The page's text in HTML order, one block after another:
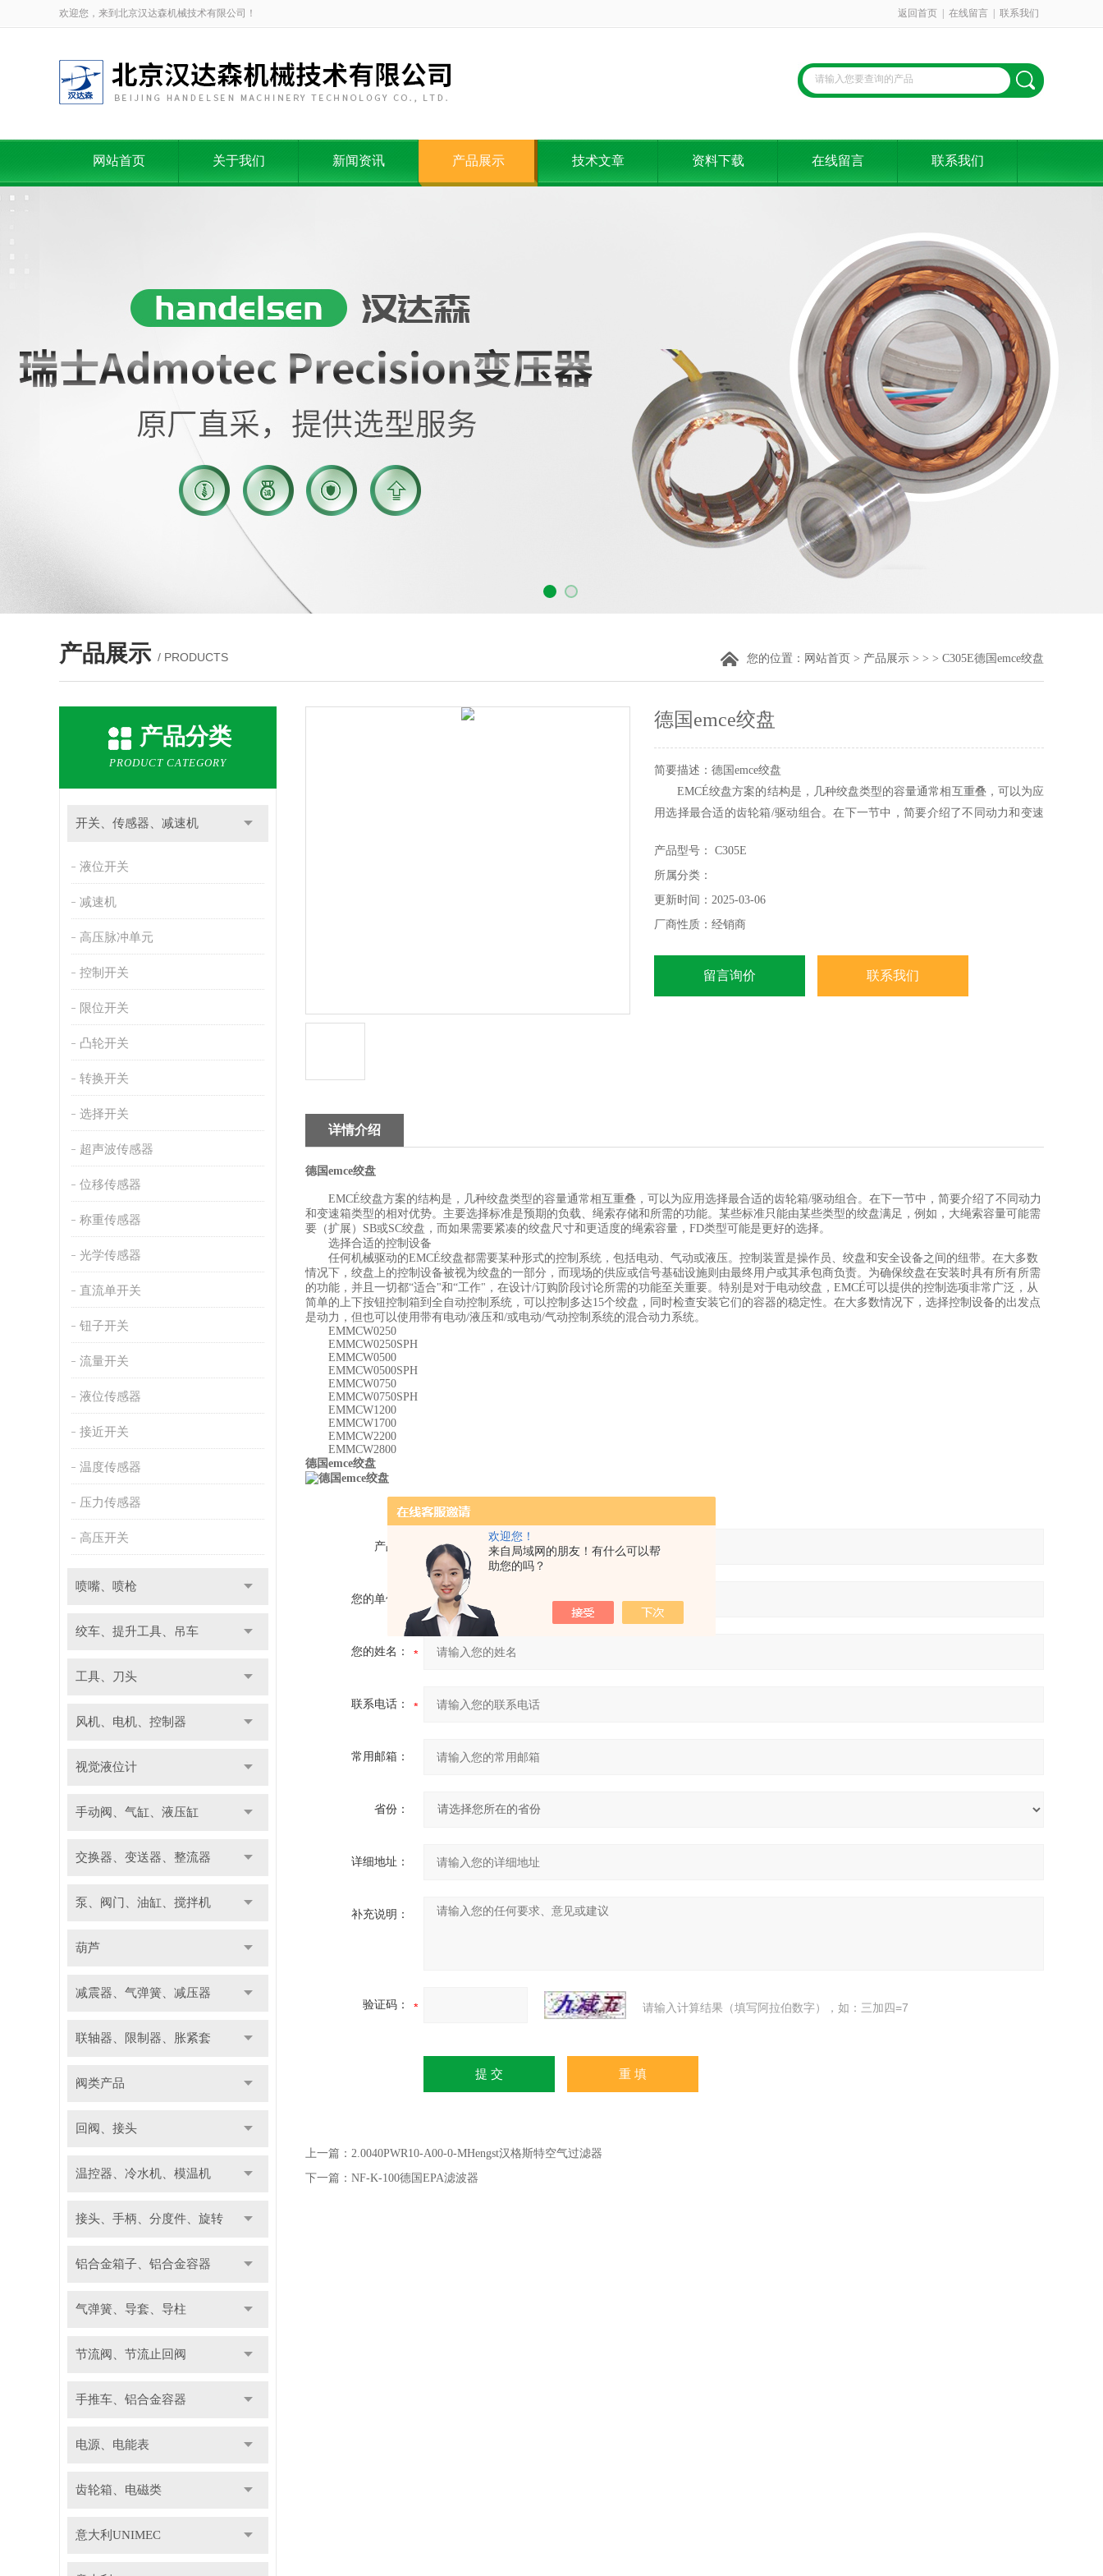
欢迎您！
来自局域网的朋友！有什么可以帮
助您的吗？
欢迎您，来到北京汉达森机械技术有限公司！ 返回首页 在线留言 联系我们
网站首页 关于我们 新闻资讯 产品展示 技术文章 资料下载 在线留言 联系我们
产品展示 / PRODUCTS 您的位置： 网站首页 > 产品展示 > > > C305E德国emce绞盘
产品分类
PRODUCT CATEGORY
开关、传感器、减速机
液位开关
减速机
高压脉冲单元
控制开关
限位开关
凸轮开关
转换开关
选择开关
超声波传感器
位移传感器
称重传感器
光学传感器
直流单开关
钮子开关
流量开关
液位传感器
接近开关
温度传感器
压力传感器
高压开关
喷嘴、喷枪
绞车、提升工具、吊车
工具、刀头
风机、电机、控制器
视觉液位计
手动阀、气缸、液压缸
交换器、变送器、整流器
泵、阀门、油缸、搅拌机
葫芦
减震器、气弹簧、减压器
联轴器、限制器、胀紧套
阀类产品
回阀、接头
温控器、冷水机、模温机
接头、手柄、分度件、旋转
铝合金箱子、铝合金容器
气弹簧、导套、导柱
节流阀、节流止回阀
手推车、铝合金容器
电源、电能表
齿轮箱、电磁类
意大利UNIMEC
德国emce绞盘
简要描述：德国emce绞盘
EMCÉ绞盘方案的结构是，几种绞盘类型的容量通常相互重叠，可以为应
用选择最合适的齿轮箱/驱动组合。在下一节中，简要介绍了不同动力和变速
产品型号： C305E
所属分类：
更新时间：2025-03-06
厂商性质：经销商
留言询价 联系我们
详情介绍
德国emce绞盘
EMCÉ绞盘方案的结构是，几种绞盘类型的容量通常相互重叠，可以为应用选择最合适的齿轮箱/驱动组合。在下一节中，简要介绍了不同动力
和变速箱类型的相对优势。主要选择标准是预期的负载、绳索存储和所需的功能。某些标准只能由某些类型的绞盘满足，例如，大绳索容量可能需
要（扩展）SB或SC绞盘，而如果需要紧凑的绞盘尺寸和更适度的绳索容量，FD类型可能是更好的选择。
选择合适的控制设备
任何机械驱动的EMCÉ绞盘都需要某种形式的控制系统，包括电动、气动或液压。控制装置是操作员、绞盘和安全设备之间的纽带。在大多数
情况下，绞盘上的控制设备被视为绞盘的一部分，而现场的供应或信号基础设施则由最终用户或其承包商负责。为确保绞盘在安装时具有所有所需
的功能，并且一切都“适合"和“工作"，在设计/订购阶段讨论所需的功能至关重要。特别是对于电动绞盘，EMCÉ可以提供的控制选项非常广泛，从
简单的上下按钮控制箱到全自动控制系统，可以控制多达15个绞盘，同时检查安装它们的容器的稳定性。在大多数情况下，选择控制设备的出发点
是动力，但也可以使用带有电动/液压和/或电动/气动控制系统的混合动力系统。
EMMCW0250
EMMCW0250SPH
EMMCW0500
EMMCW0500SPH
EMMCW0750
EMMCW0750SPH
EMMCW1200
EMMCW1700
EMMCW2200
EMMCW2800
德国emce绞盘
产品：
您的单位：
您的姓名：
联系电话：
常用邮箱：
省份：
详细地址：
补充说明：
验证码： 请输入计算结果（填写阿拉伯数字），如：三加四=7
上一篇： 2.0040PWR10-A00-0-MHengst汉格斯特空气过滤器
下一篇： NF-K-100德国EPA滤波器